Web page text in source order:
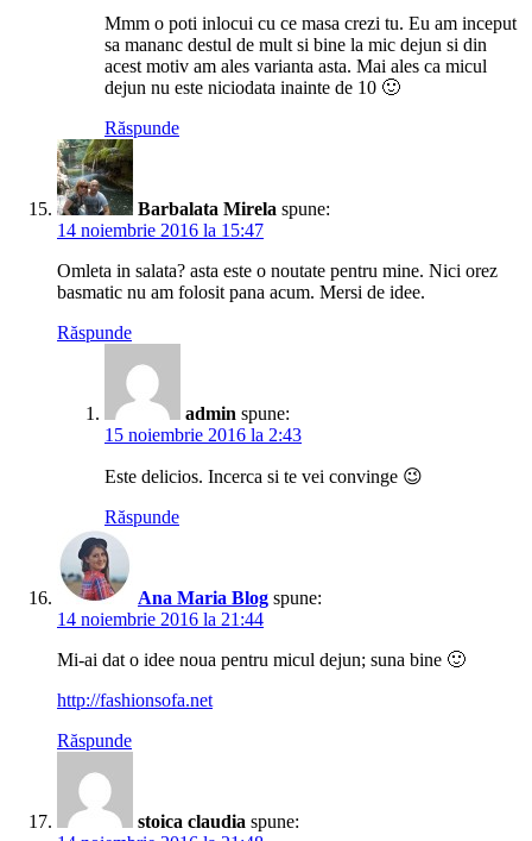
Mmm o poti inlocui cu ce masa crezi tu. Eu am inceput
sa mananc destul de mult si bine la mic dejun si din
acest motiv am ales varianta asta. Mai ales ca micul
dejun nu este niciodata inainte de 10 🙂
Răspunde
Barbalata Mirela spune:
14 noiembrie 2016 la 15:47
Omleta in salata? asta este o noutate pentru mine. Nici orez
basmatic nu am folosit pana acum. Mersi de idee.
Răspunde
admin spune:
15 noiembrie 2016 la 2:43
Este delicios. Incerca si te vei convinge 😉
Răspunde
Ana Maria Blog spune:
14 noiembrie 2016 la 21:44
Mi-ai dat o idee noua pentru micul dejun; suna bine 🙂
http://fashionsofa.net
Răspunde
stoica claudia spune: